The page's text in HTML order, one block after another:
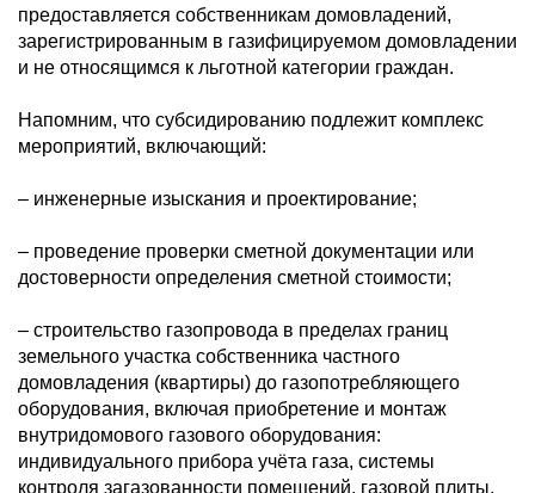
предоставляется собственникам домовладений,
зарегистрированным в газифицируемом домовладении
и не относящимся к льготной категории граждан.
Напомним, что субсидированию подлежит комплекс
мероприятий, включающий:
– инженерные изыскания и проектирование;
– проведение проверки сметной документации или
достоверности определения сметной стоимости;
– строительство газопровода в пределах границ
земельного участка собственника частного
домовладения (квартиры) до газопотребляющего
оборудования, включая приобретение и монтаж
внутридомового газового оборудования:
индивидуального прибора учёта газа, системы
контроля загазованности помещений, газовой плиты,